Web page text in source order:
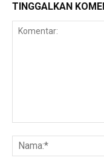
TINGGALKAN